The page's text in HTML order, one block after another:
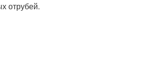
отрубей.